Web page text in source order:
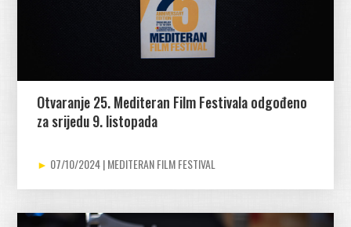
Otvaranje 25. Mediteran Film Festivala odgođeno
za srijedu 9. listopada
07/10/2024